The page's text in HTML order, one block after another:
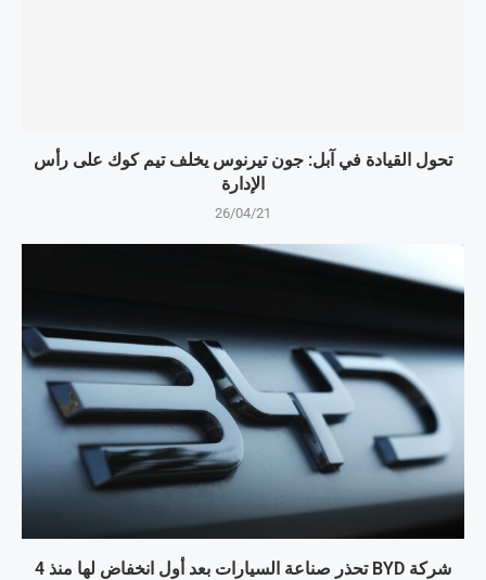
تحول القيادة في آبل: جون تيرنوس يخلف تيم كوك على رأس
الإدارة
26/04/21
شركة BYD تحذر صناعة السيارات بعد أول انخفاض لها منذ 4